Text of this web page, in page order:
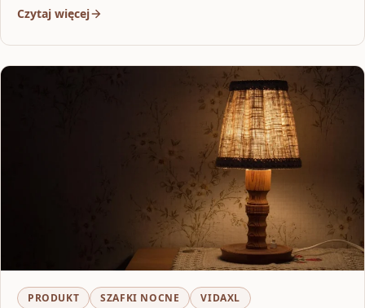
Czytaj więcej
PRODUKT SZAFKI NOCNE VIDAXL